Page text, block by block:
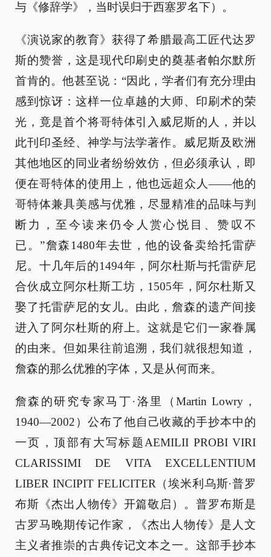
与《修辞学》，当时误归于西塞罗名下）。
《演说家的教育》获得了希腊最高工匠代达罗
斯的赞誉，这是现代印刷史的奠基者帕尔默所
首肯的。他甚至说：“因此，学者们有充分理由
感到惊讶：这样一位卓越的大师、印刷术的荣
光，竟是首个将哥特体引入威尼斯的人，并以
此刊印圣经、神学与法学著作。威尼斯及欧洲
其他地区的同业者纷纷效仿，但必须承认，即
便在哥特体的使用上，他也远超众人——他的
哥特体兼具美感与优雅，尽显精准的品味与判
断力，至今读来仍令人赏心悦目、赞叹不
已。”詹森1480年去世，他的设备卖给托雷萨
尼。十几年后的1494年，阿尔杜斯与托雷萨尼
合伙成立阿尔杜斯工坊，1505年，阿尔杜斯又
娶了托雷萨尼的女儿。由此，詹森的遗产间接
进入了阿尔杜斯的府上。这就是它们一家眷属
的由来。但如果往前追溯，我们就很想知道，
詹森的那么优雅的字体，又是从何而来。
詹森的研究专家马丁·洛里（Martin Lowry，
1940—2002）公布了他自己收藏的手抄本中的
一页，顶部有大写标题AEMILII PROBI VIRI
CLARISSIMI DE VITA EXCELLENTIUM
LIBER INCIPIT FELICITER（埃米利乌斯·普罗
布斯《杰出人物传》开篇敬启）。普罗布斯是
古罗马晚期传记作家，《杰出人物传》是人文
主义者推崇的古典传记文本之一。这部手抄本